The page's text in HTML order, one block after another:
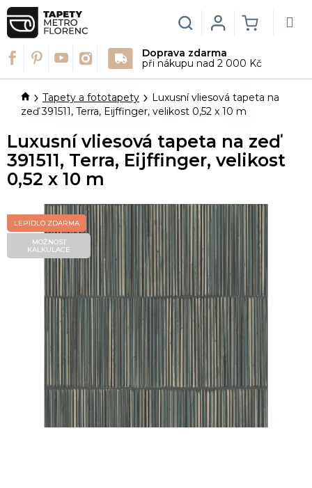
Přejít
na
obsah
Doprava zdarma
při nákupu nad 2 000 Kč
Hledat
KOŠÍK
Login
DomůTapety a fototapety
Luxusní vliesová tapeta na
zeď 391511, Terra, Eijffinger, velikost 0,52 x 10 m
Luxusní vliesová tapeta na zeď
391511, Terra, Eijffinger, velikost
0,52 x 10 m
LEPIDLO ZDARMA
MOŽNOST
KALKULACE